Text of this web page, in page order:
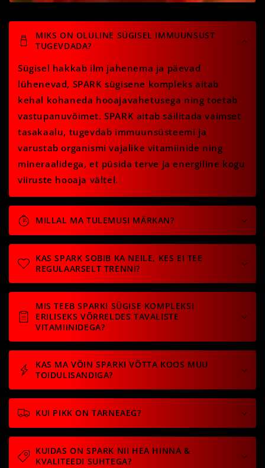
MIKS ON OLULINE SÜGISEL IMMUUNSUST
TUGEVDADA?
Sügisel hakkab ilm jahenema ja päevad
lühenevad, SPARK sügisene kompleks aitab
kehal kohaneda hooajavahetusega ning toetab
vastupanuvõimet. SPARK aitab säilitada vaimset
tasakaalu, tugevdab immuunsüsteemi ja
varustab organismi vajalike vitamiinide ning
mineraalidega, et püsida terve ja energiline kogu
viiruste hooaja vältel.
MILLAL MA TULEMUSI MÄRKAN?
KAS SPARK SOBIB KA NEILE, KES EI TEE
REGULAARSELT TRENNI?
MIS TEEB SPARKI SÜGISE KOMPLEKSI
ERILISEKS VÕRRELDES TAVALISTE
VITAMIINIDEGA?
KAS MA VÕIN SPARKI VÕTTA KOOS MUU
TOIDULISANDIGA?
KUI PIKK ON TARNEAEG?
KUIDAS ON SPARK NII HEA HINNA &
KVALITEEDI SUHTEGA?